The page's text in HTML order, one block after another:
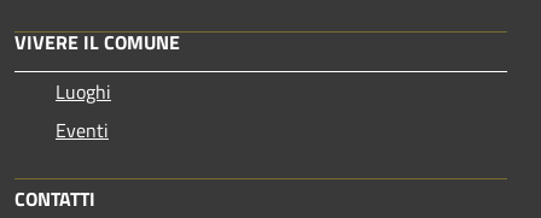
VIVERE IL COMUNE
Luoghi
Eventi
CONTATTI